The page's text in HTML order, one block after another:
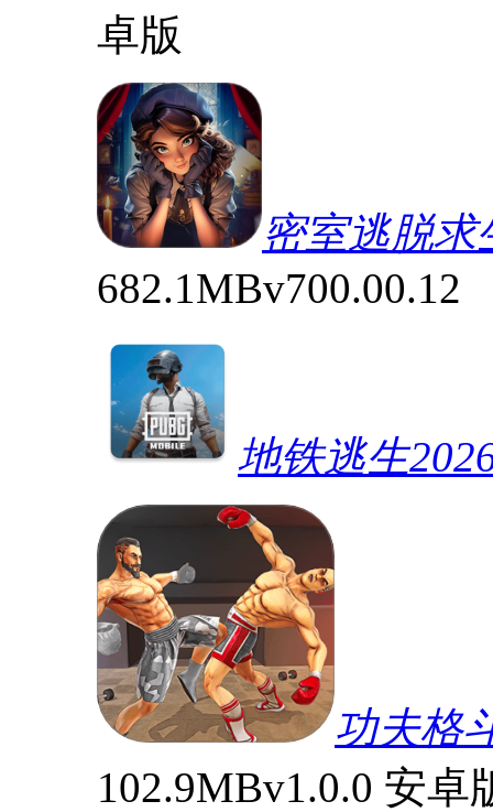
卓版
密室逃脱求
682.1MBv700.00.12
地铁逃生
功夫格
102.9MBv1.0.0 安卓